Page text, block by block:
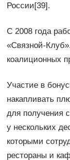
России[39].
С 2008 года
«Связной-
коалиционных
Участие в
накапливать
для получения
у нескольких
которыми
рестораны и